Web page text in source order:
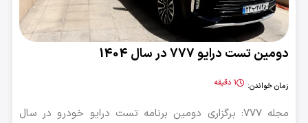
دومین تست درایو 777 در سال 1404
زمان خواندن: 1 دقیقه
مجله 777: برگزاری دومین برنامه تست درایو خودرو در سال